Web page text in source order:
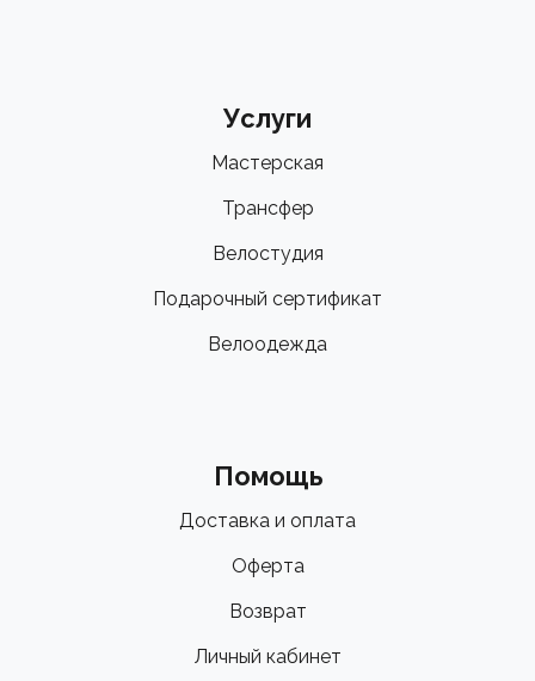
Услуги
Мастерская
Трансфер
Велостудия
Подарочный сертификат
Велоодежда
Помощь
Доставка и оплата
Оферта
Возврат
Личный кабинет